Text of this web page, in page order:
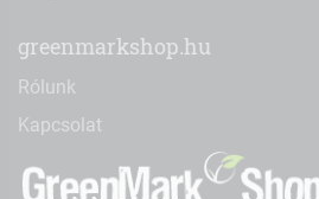
greenmarkshop.hu
Rólunk
Kapcsolat